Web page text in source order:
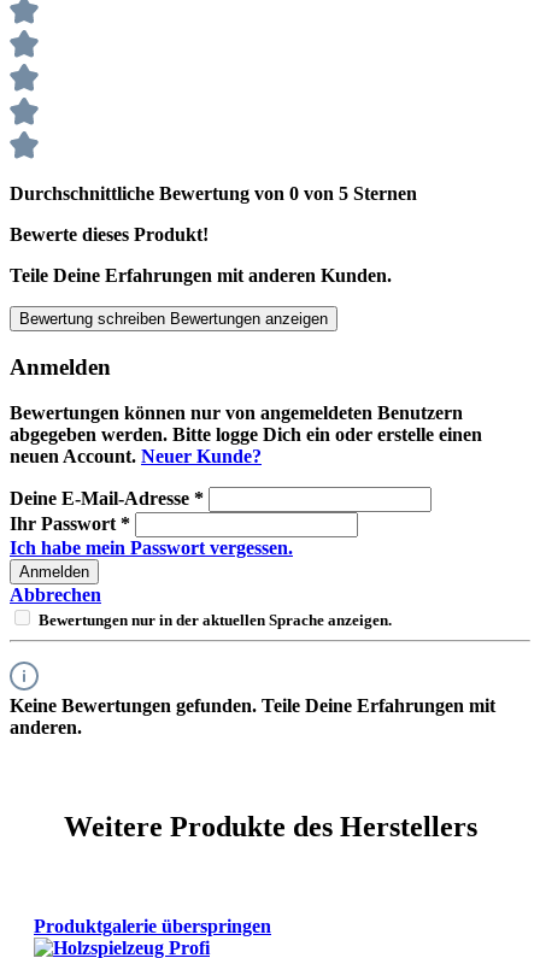
Durchschnittliche Bewertung von 0 von 5 Sternen
Bewerte dieses Produkt!
Teile Deine Erfahrungen mit anderen Kunden.
Bewertung schreiben Bewertungen anzeigen
Anmelden
Bewertungen können nur von angemeldeten Benutzern
abgegeben werden. Bitte logge Dich ein oder erstelle einen
neuen Account. Neuer Kunde?
Deine E-Mail-Adresse *
Ihr Passwort*
Ich habe mein Passwort vergessen.
Anmelden
Abbrechen
Bewertungen nur in der aktuellen Sprache anzeigen.
Keine Bewertungen gefunden. Teile Deine Erfahrungen mit
anderen.
Weitere Produkte des Herstellers
Produktgalerie überspringen